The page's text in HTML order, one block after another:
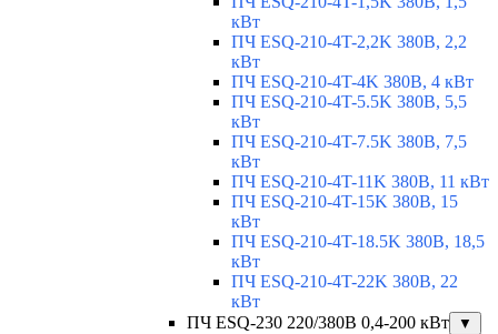
кВт
ПЧ ESQ-210-4T-2,2K 380В, 2,2
кВт
ПЧ ESQ-210-4T-4K 380В, 4 кВт
ПЧ ESQ-210-4T-5.5K 380В, 5,5
кВт
ПЧ ESQ-210-4T-7.5K 380В, 7,5
кВт
ПЧ ESQ-210-4T-11K 380В, 11 кВт
ПЧ ESQ-210-4T-15K 380В, 15
кВт
ПЧ ESQ-210-4T-18.5K 380В, 18,5
кВт
ПЧ ESQ-210-4T-22K 380В, 22
кВт
ПЧ ESQ-230 220/380В 0,4-200 кВт
▼